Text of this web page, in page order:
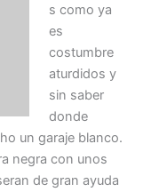
s como ya
es
costumbre
aturdidos y
sin saber
donde
un garaje blanco.
negra con unos
de gran ayuda